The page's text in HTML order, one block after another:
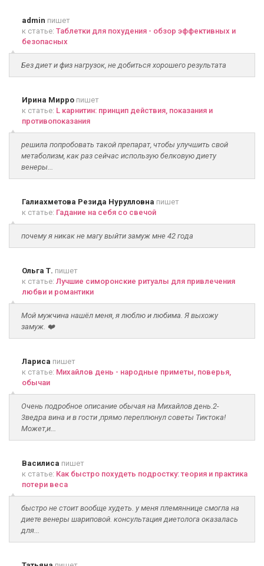
admin пишет
к статье: Таблетки для похудения - обзор эффективных и
безопасных
Без диет и физ нагрузок, не добиться хорошего результата
Ирина Мирро пишет
к статье: L карнитин: принцип действия, показания и
противопоказания
решила попробовать такой препарат, чтобы улучшить свой
метаболизм, как раз сейчас использую белковую диету
венеры...
Галиахметова Резида Нурулловна пишет
к статье: Гадание на себя со свечой
почему я никак не магу выйти замуж мне 42 года
Ольга Т. пишет
к статье: Лучшие симоронские ритуалы для привлечения
любви и романтики
Мой мужчина нашёл меня, я люблю и любима. Я выхожу
замуж. ❤️
Лариса пишет
к статье: Михайлов день - народные приметы, поверья,
обычаи
Очень подробное описание обычая на Михайлов день.2-
3ведра вина и в гости ,прямо переплюнул советы Тиктока!
Может,и...
Василиса пишет
к статье: Как быстро похудеть подростку: теория и практика
потери веса
быстро не стоит вообще худеть. у меня племяннице смогла на
диете венеры шариповой. консультация диетолога оказалась
для...